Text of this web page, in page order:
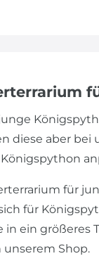
diese aber
für
für
in ein größeres
Shop.